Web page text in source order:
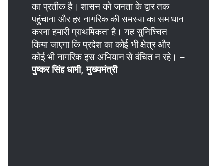
का प्रतीक है। शासन को जनता के द्वार तक
पहुंचाना और हर नागरिक की समस्या का समाधान
करना हमारी प्राथमिकता है। यह सुनिश्चित
किया जाएगा कि प्रदेश का कोई भी क्षेत्र और
कोई भी नागरिक इस अभियान से वंचित न रहे। –
पुष्कर सिंह धामी, मुख्यमंत्री